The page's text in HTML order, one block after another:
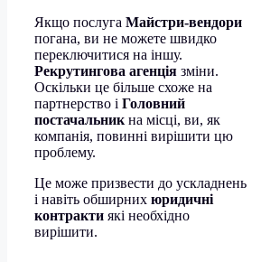
Якщо послуга Майстри-вендори
погана, ви не можете швидко
переключитися на іншу.
Рекрутингова агенція зміни.
Оскільки це більше схоже на
партнерство і Головний
постачальник на місці, ви, як
компанія, повинні вирішити цю
проблему.
Це може призвести до ускладнень
і навіть обширних юридичні
контракти які необхідно
вирішити.